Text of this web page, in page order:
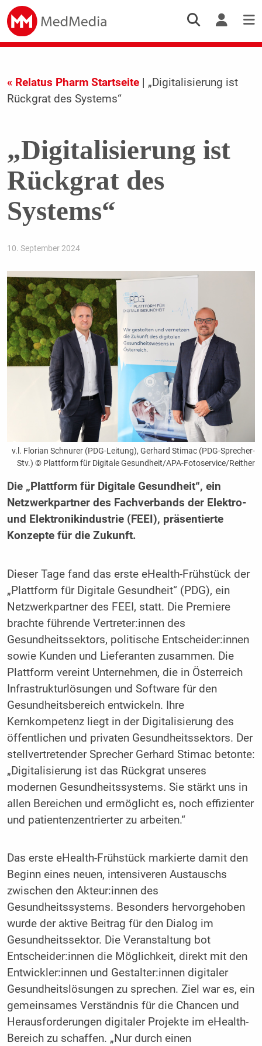
« Relatus Pharm Startseite| „Digitalisierung ist
Rückgrat des Systems“
„Digitalisierung ist
Rückgrat des
Systems“
10. September 2024
v.l. Florian Schnurer (PDG-Leitung), Gerhard Stimac (PDG-Sprecher-
Stv.) © Plattform für Digitale Gesundheit/APA-Fotoservice/Reither
Die „Plattform für Digitale Gesundheit“, ein
Netzwerkpartner des Fachverbands der Elektro-
und Elektronikindustrie (FEEI), präsentierte
Konzepte für die Zukunft.
Dieser Tage fand das erste eHealth-Frühstück der
„Plattform für Digitale Gesundheit“ (PDG), ein
Netzwerkpartner des FEEI, statt. Die Premiere
brachte führende Vertreter:innen des
Gesundheitssektors, politische Entscheider:innen
sowie Kunden und Lieferanten zusammen. Die
Plattform vereint Unternehmen, die in Österreich
Infrastrukturlösungen und Software für den
Gesundheitsbereich entwickeln. Ihre
Kernkompetenz liegt in der Digitalisierung des
öffentlichen und privaten Gesundheitssektors. Der
stellvertretender Sprecher Gerhard Stimac betonte:
„Digitalisierung ist das Rückgrat unseres
modernen Gesundheitssystems. Sie stärkt uns in
allen Bereichen und ermöglicht es, noch effizienter
und patientenzentrierter zu arbeiten.“
Das erste eHealth-Frühstück markierte damit den
Beginn eines neuen, intensiveren Austauschs
zwischen den Akteur:innen des
Gesundheitssystems. Besonders hervorgehoben
wurde der aktive Beitrag für den Dialog im
Gesundheitssektor. Die Veranstaltung bot
Entscheider:innen die Möglichkeit, direkt mit den
Entwickler:innen und Gestalter:innen digitaler
Gesundheitslösungen zu sprechen. Ziel war es, ein
gemeinsames Verständnis für die Chancen und
Herausforderungen digitaler Projekte im eHealth-
Bereich zu schaffen. „Nur durch einen